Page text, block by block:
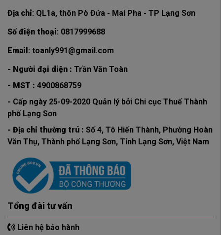
Địa chỉ: QL1a, thôn Pò Đứa - Mai Pha - TP Lạng Sơn
Số điện thoại: 0817999688
Email : toanly991@gmail.com
- Người đại diện : Trần Văn Toàn
- MST : 4900868759
- Cấp ngày 25-09-2020 Quản lý bởi Chi cục Thuế Thành
phố Lạng Sơn
- Địa chỉ thường trú : Số 4, Tô Hiến Thành, Phường Hoàn
Văn Thụ, Thành phố Lạng Sơn, Tỉnh Lạng Sơn, Việt Nam
Tổng đài tư vấn
Liên hệ bảo hành